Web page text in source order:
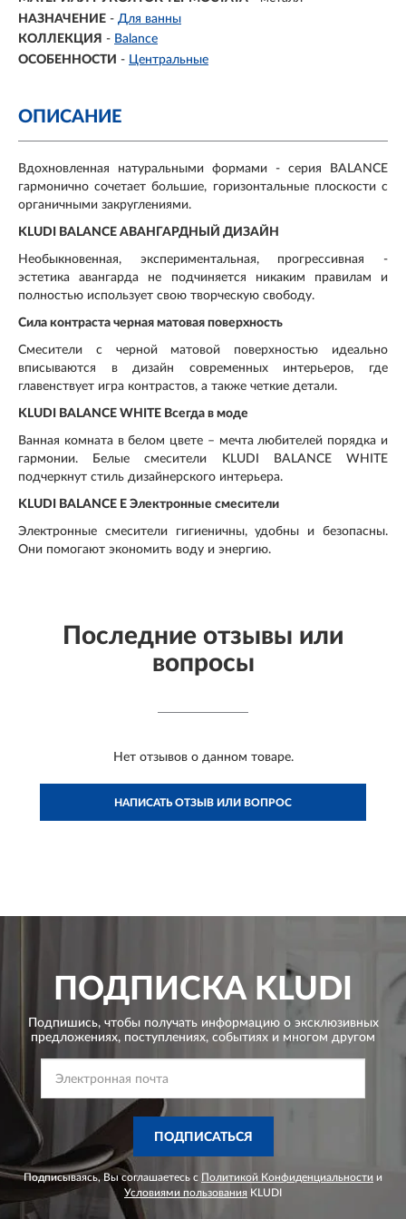
НАЗНАЧЕНИЕ - Для ванны
КОЛЛЕКЦИЯ - Balance
ОСОБЕННОСТИ - Центральные
ОПИСАНИЕ
Вдохновленная натуральными формами - серия BALANCE
гармонично сочетает большие, горизонтальные плоскости с
органичными закруглениями.
KLUDI BALANCE АВАНГАРДНЫЙ ДИЗАЙН
Необыкновенная, экспериментальная, прогрессивная -
эстетика авангарда не подчиняется никаким правилам и
полностью использует свою творческую свободу.
Сила контраста черная матовая поверхность
Смесители с черной матовой поверхностью идеально
вписываются в дизайн современных интерьеров, где
главенствует игра контрастов, а также четкие детали.
KLUDI BALANCE WHITE Всегда в моде
Ванная комната в белом цвете – мечта любителей порядка и
гармонии. Белые смесители KLUDI BALANCE WHITE
подчеркнут стиль дизайнерского интерьера.
KLUDI BALANCE E Электронные смесители
Электронные смесители гигиеничны, удобны и безопасны.
Они помогают экономить воду и энергию.
Последние отзывы или
вопросы
Нет отзывов о данном товаре.
НАПИСАТЬ ОТЗЫВ ИЛИ ВОПРОС
ПОДПИСКА KLUDI
Подпишись, чтобы получать информацию о эксклюзивных
предложениях, поступлениях, событиях и многом другом
ПОДПИСАТЬСЯ
Подписываясь, Вы соглашаетесь с Политикой Конфиденциальности и
Условиями пользования KLUDI